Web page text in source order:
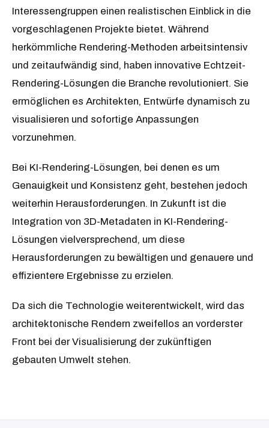
Interessengruppen einen realistischen Einblick in die
vorgeschlagenen Projekte bietet. Während
herkömmliche Rendering-Methoden arbeitsintensiv
und zeitaufwändig sind, haben innovative Echtzeit-
Rendering-Lösungen die Branche revolutioniert. Sie
ermöglichen es Architekten, Entwürfe dynamisch zu
visualisieren und sofortige Anpassungen
vorzunehmen.
Bei KI-Rendering-Lösungen, bei denen es um
Genauigkeit und Konsistenz geht, bestehen jedoch
weiterhin Herausforderungen. In Zukunft ist die
Integration von 3D-Metadaten in KI-Rendering-
Lösungen vielversprechend, um diese
Herausforderungen zu bewältigen und genauere und
effizientere Ergebnisse zu erzielen.
Da sich die Technologie weiterentwickelt, wird das
architektonische Rendern zweifellos an vorderster
Front bei der Visualisierung der zukünftigen
gebauten Umwelt stehen.